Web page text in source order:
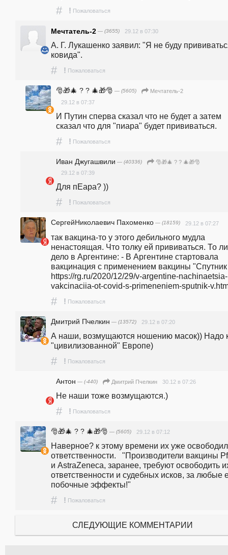
# ! Пожаловаться
Мечтатель-2 — (3655) 29.12 в 07:30
А. Г. Лукашенко заявил: "Я не буду
ковида".
# ! Пожаловаться
🎅🎁🎄 ? ? 🎄🎁🎅 — (5605)
Мечтатель-2
29.12 в 07:37
И Путин сперва сказал что не будет а затем
сказал что для "пиара" будет прививаться.
# ! Пожаловаться
Иван Джугашвили — (40336)
🎅🎁🎄 ? ? 🎄🎁🎅
29.12 в 07:39
Для пЕара? ))
# ! Пожаловаться
СергейНиколаевич Пахоменко — (18159) 29.12 в 07:27
так вакцина-то у этого дебильного мудла
ненастоящая. Что толку ей прививаться. То ли
дело в Аргентине: - В Аргентине стартовала
вакцинация с применением вакцины
https://rg.ru/2020/12/29/v-argentine-nachinaetsia-
vakcinaciia-ot-covid-s-primeneniem-sputnik-
# ! Пожаловаться
Дмитрий Пчелкин — (13572) 29.12 в 07:20
А наши, возмущаются ношению масок)) Надо
"цивилизованной" Европе)
# ! Пожаловаться
Антон — (-440) Дмитрий Пчелкин 30.12 в 07:26
Не наши тоже возмущаются.)
# ! Пожаловаться
🎅🎁🎄 ? ? 🎄🎁🎅 — (5605) 29.12 в 07:12
Наверное? к этому времени их уже
ответственности.   "Производители вакцины
и AstraZeneca, заранее, требуют освободить
ответственности и судебных исков, за любые
побочные эффекты!"
# ! Пожаловаться
СЛЕДУЮЩИЕ КОММЕНТАРИИ